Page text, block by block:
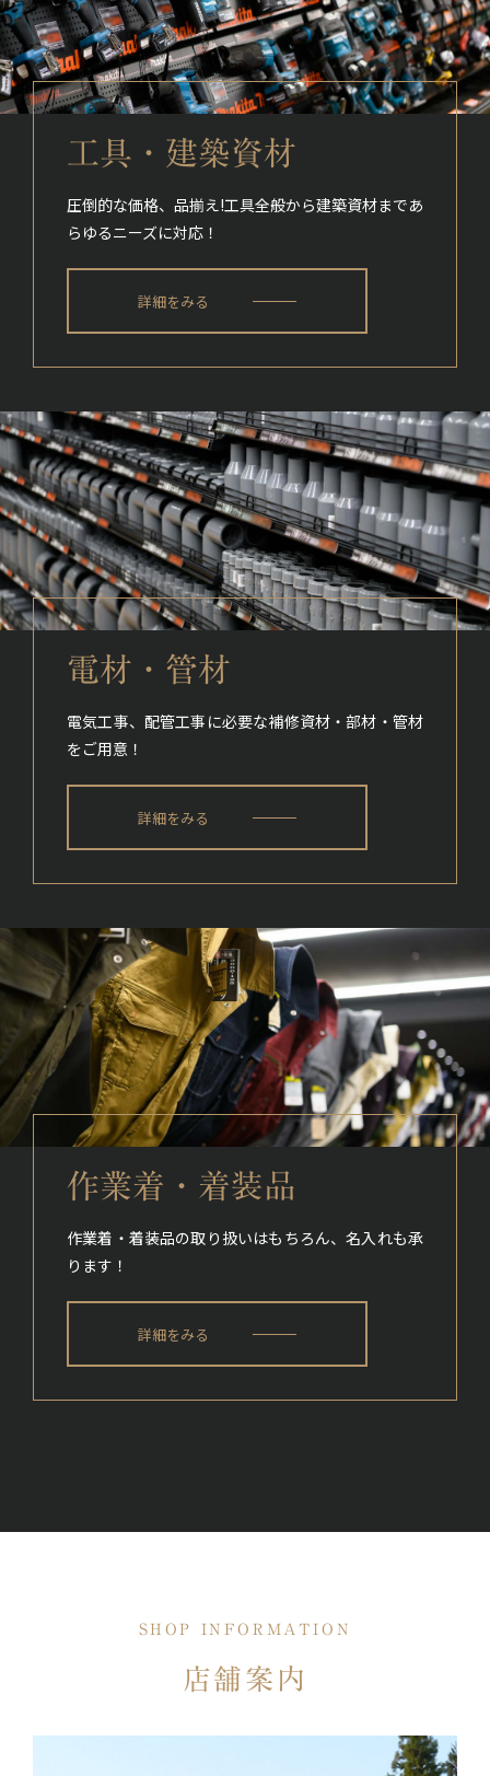
工具・建築資材
圧倒的な価格、品揃え!工具全般から建築資材まであ
らゆるニーズに対応！
詳細をみる
電材・管材
電気工事、配管工事に必要な補修資材・部材・管材
をご用意！
詳細をみる
作業着・着装品
作業着・着装品の取り扱いはもちろん、名入れも承
ります！
詳細をみる
SHOP INFORMATION
店舗案内